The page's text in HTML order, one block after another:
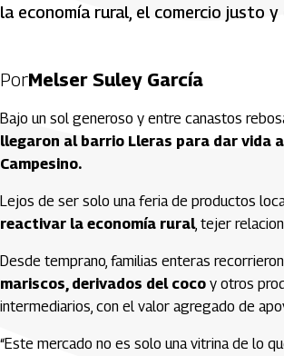
la economía rural, el comercio justo
PorMelser Suley García
Bajo un sol generoso y entre canastos
llegaron al barrio Lleras para dar vida
Campesino.
Lejos de ser solo una feria de productos
reactivar la economía rural, tejer
Desde temprano, familias enteras
mariscos, derivados del coco y otros
intermediarios, con el valor agregado de
“Este mercado no es solo una vitrina de lo